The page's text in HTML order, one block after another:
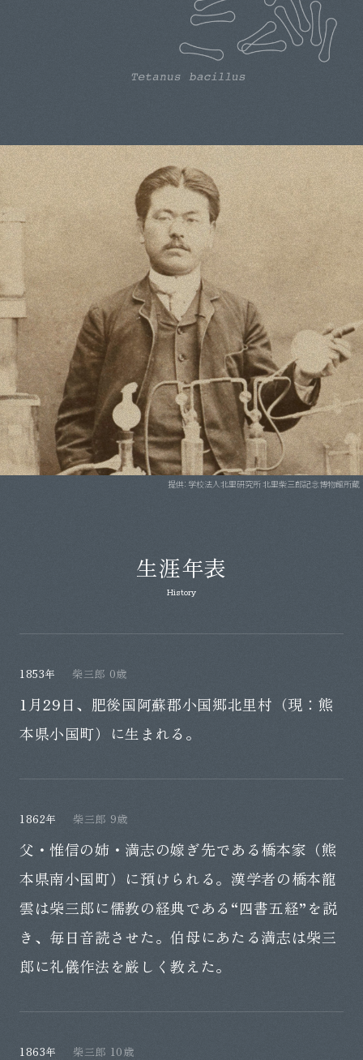
提供：学校法人北里研究所 北里柴三郎記念博物館所蔵
生涯年表
History
1853年 柴三郎 0歳
1月29日、肥後国阿蘇郡小国郷北里村（現：熊
本県小国町）に生まれる。
1862年 柴三郎 9歳
父・惟信の姉・満志の嫁ぎ先である橋本家（熊
本県南小国町）に預けられる。漢学者の橋本龍
雲は柴三郎に儒教の経典である“四書五経”を説
き、毎日音読させた。伯母にあたる満志は柴三
郎に礼儀作法を厳しく教えた。
1863年 柴三郎 10歳